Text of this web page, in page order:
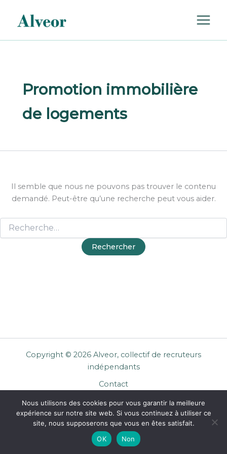
contenu
Promotion immobilière
de logements
Il semble que nous ne pouvons pas trouver le contenu
demandé. Peut-être qu’une recherche peut vous aider.
Copyright © 2026 Alveor, collectif de recruteurs
indépendants
Contact
Mentions légales
Confidentialité
CGU Entreprises
Nous utilisons des cookies pour vous garantir la meilleure
expérience sur notre site web. Si vous continuez à utiliser ce
site, nous supposerons que vous en êtes satisfait.
OK
Non